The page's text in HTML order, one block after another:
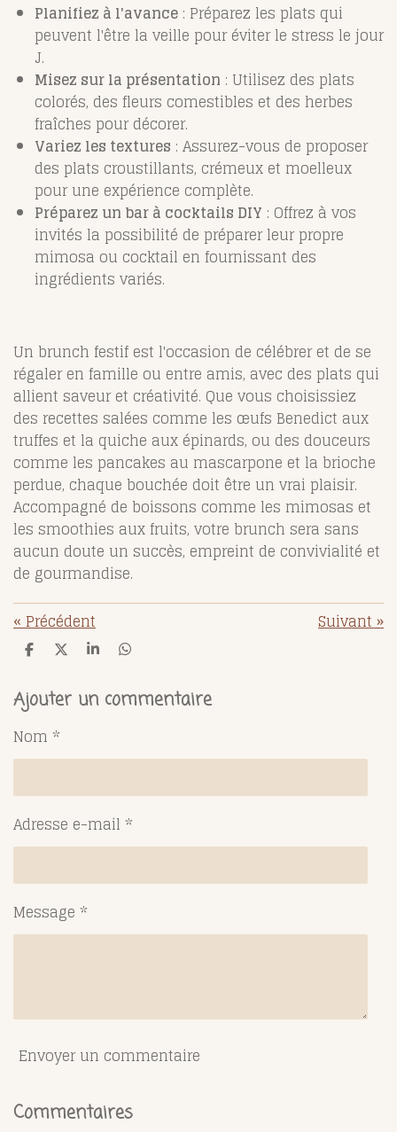
Planifiez à l'avance : Préparez les plats qui
peuvent l'être la veille pour éviter le stress le jour
J.
Misez sur la présentation : Utilisez des plats
colorés, des fleurs comestibles et des herbes
fraîches pour décorer.
Variez les textures : Assurez-vous de proposer
des plats croustillants, crémeux et moelleux
pour une expérience complète.
Préparez un bar à cocktails DIY : Offrez à vos
invités la possibilité de préparer leur propre
mimosa ou cocktail en fournissant des
ingrédients variés.
Un brunch festif est l'occasion de célébrer et de se
régaler en famille ou entre amis, avec des plats qui
allient saveur et créativité. Que vous choisissiez
des recettes salées comme les œufs Benedict aux
truffes et la quiche aux épinards, ou des douceurs
comme les pancakes au mascarpone et la brioche
perdue, chaque bouchée doit être un vrai plaisir.
Accompagné de boissons comme les mimosas et
les smoothies aux fruits, votre brunch sera sans
aucun doute un succès, empreint de convivialité et
de gourmandise.
«Précédent Suivant»
P
t
a
e
r
P
t
a
r
P
t
a
r
P
t
a
r
Ajouter un commentaire
Nom *
Adresse e-mail *
Message *
Envoyer un commentaire
Commentaires